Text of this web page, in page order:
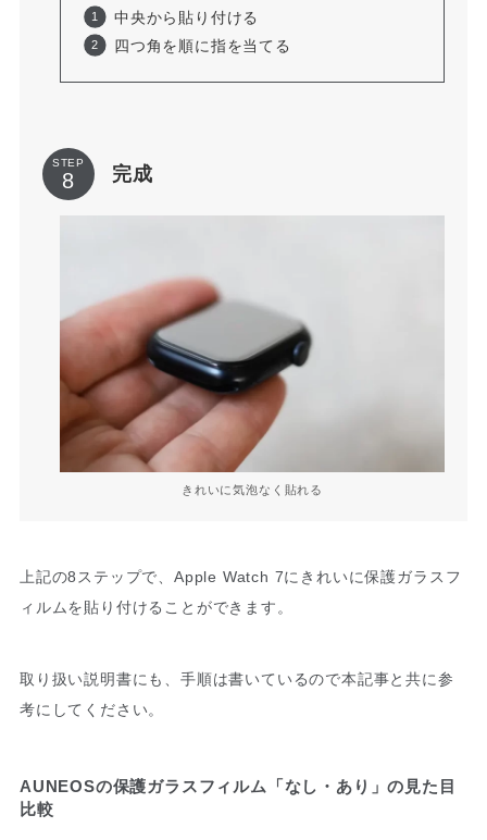
中央から貼り付ける
四つ角を順に指を当てる
STEP
完成
きれいに気泡なく貼れる
上記の8ステップで、Apple Watch 7にきれいに保護ガラスフ
ィルムを貼り付けることができます。
取り扱い説明書にも、手順は書いているので本記事と共に参
考にしてください。
AUNEOSの保護ガラスフィルム「なし・あり」の見た目
比較